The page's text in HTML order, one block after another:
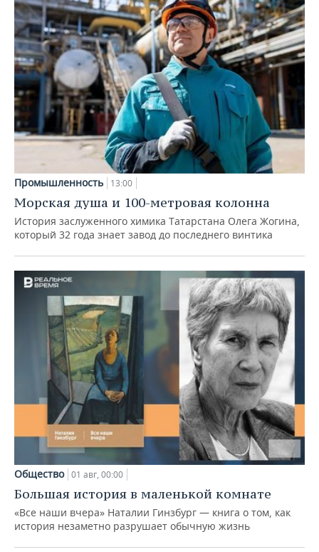
Промышленность 13:00
Морская душа и 100-метровая колонна
История заслуженного химика Татарстана Олега Жогина,
который 32 года знает завод до последнего винтика
Общество 01 авг, 00:00
Большая история в маленькой комнате
«Все наши вчера» Наталии Гинзбург — книга о том, как
история незаметно разрушает обычную жизнь